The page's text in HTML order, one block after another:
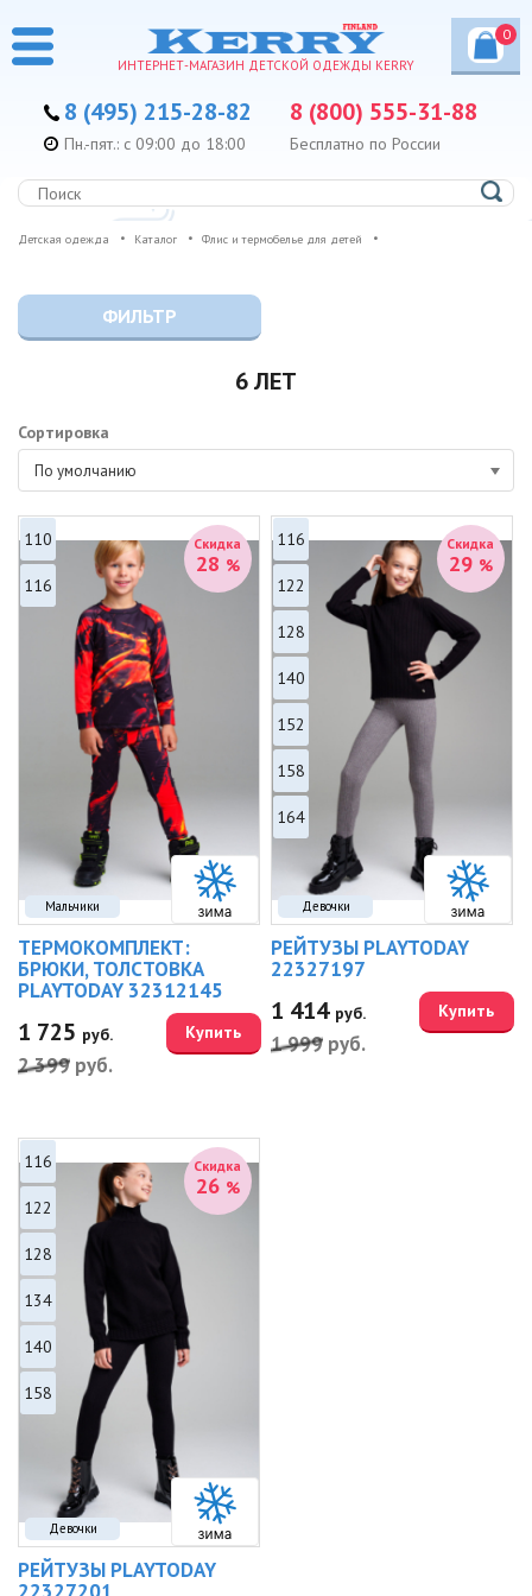
ИНТЕРНЕТ-МАГАЗИН ДЕТСКОЙ ОДЕЖДЫ KERRY
0
8 (495) 215-28-82 8 (800) 555-31-88
Бесплатно по России
Пн.-пят.: с 09:00 до 18:00
Детская одежда Каталог Флис и термобелье для детей
ФИЛЬТР
6 ЛЕТ
Сортировка
По умолчанию
Мальчики
Скидка
28 %
110
116
ТЕРМОКОМПЛЕКТ:
БРЮКИ, ТОЛСТОВКА
PLAYTODAY 32312145
1 725 руб.
2 399 руб.
Купить
Девочки
Скидка
29 %
116
122
128
140
152
158
164
РЕЙТУЗЫ PLAYTODAY
22327197
1 414 руб.
1 999 руб.
Купить
Девочки
Скидка
26 %
116
122
128
134
140
158
РЕЙТУЗЫ PLAYTODAY